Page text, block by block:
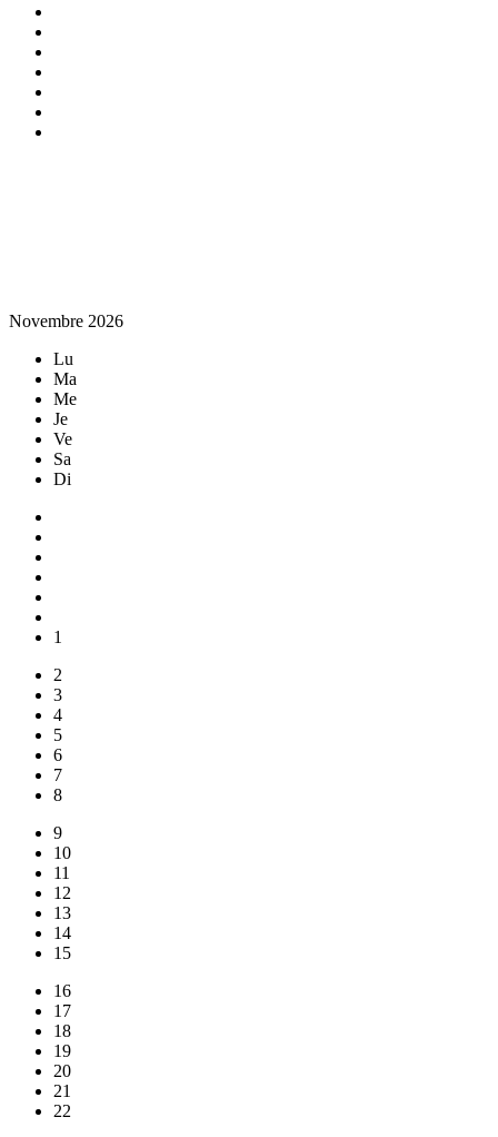
Novembre 2026
Lu
Ma
Me
Je
Ve
Sa
Di
1
2
3
4
5
6
7
8
9
10
11
12
13
14
15
16
17
18
19
20
21
22